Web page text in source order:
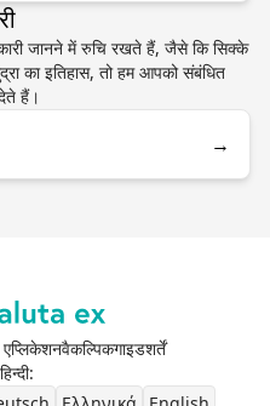
जानने में रुचि रखते हैं, जैसे कि सिक्के
का इतिहास, तो हम आपको संबंधित
हैं।
→
एप्लिकेशनवैकल्पिकगाइडशर्तें
: